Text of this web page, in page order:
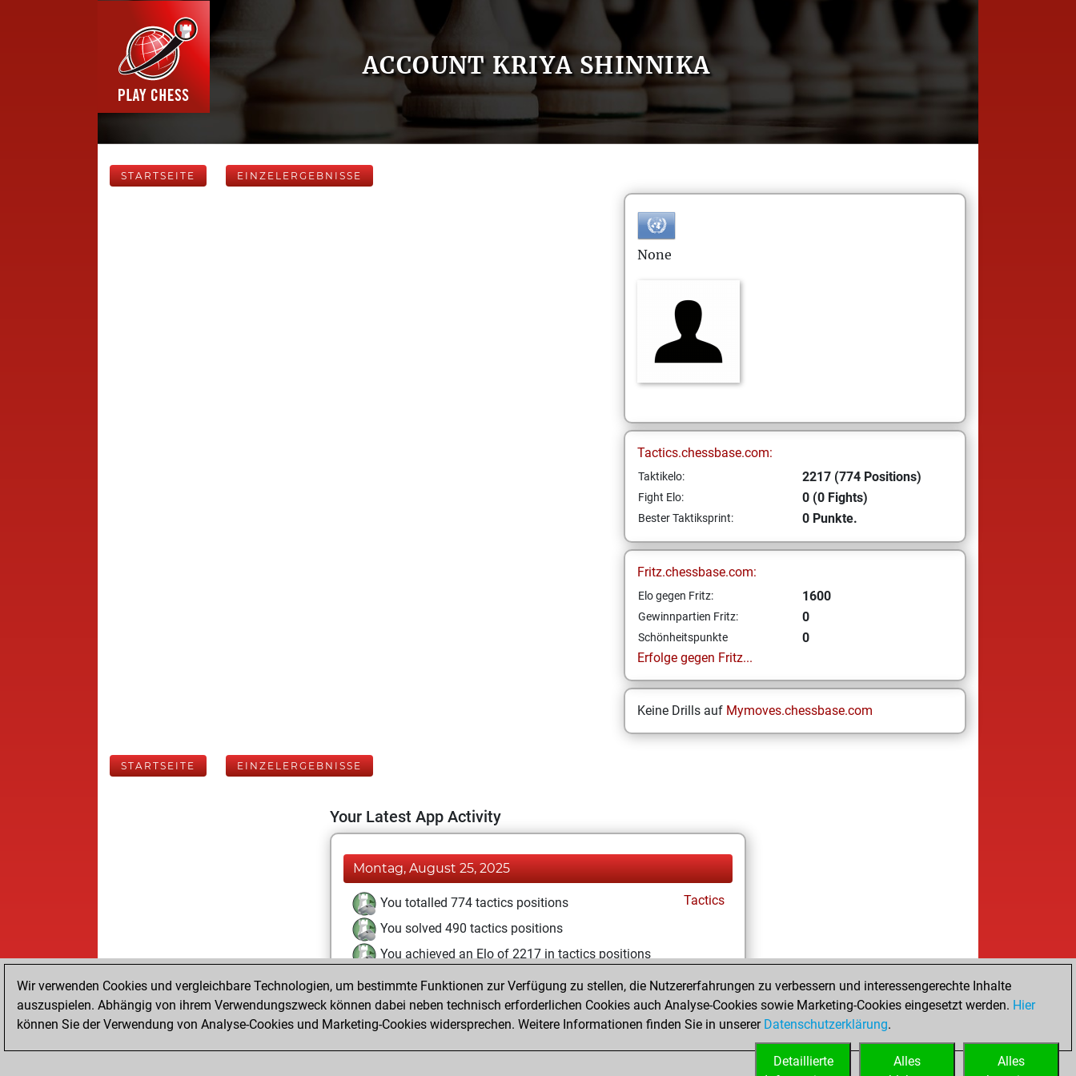
ACCOUNT KRIYA SHINNIKA
STARTSEITE EINZELERGEBNISSE
None
Tactics.chessbase.com:
Taktikelo: 2217 (774 Positions)
Fight Elo: 0 (0 Fights)
Bester Taktiksprint: 0 Punkte.
Fritz.chessbase.com:
Elo gegen Fritz: 1600
Gewinnpartien Fritz: 0
Schönheitspunkte
0
Erfolge gegen Fritz...
Keine Drills auf Mymoves.chessbase.com
STARTSEITE EINZELERGEBNISSE
Your Latest App Activity
Montag, August 25, 2025
You totalled 774 tactics positions
Tactics
You solved 490 tactics positions
You achieved an Elo of 2217 in tactics positions
Dienstag, Juni 24, 2025
You created your Fritz account Fritz
Wir verwenden Cookies und vergleichbare Technologien, um bestimmte Funktionen zur Verfügung zu stellen, die Nutzererfahrungen zu verbessern und interessengerechte Inhalte
auszuspielen. Abhängig von ihrem Verwendungszweck können dabei neben technisch erforderlichen Cookies auch Analyse-Cookies sowie Marketing-Cookies eingesetzt werden. Hier
können Sie der Verwendung von Analyse-Cookies und Marketing-Cookies widersprechen. Weitere Informationen finden Sie in unserer Datenschutzerklärung.
Alles
Alles
Detaillierte